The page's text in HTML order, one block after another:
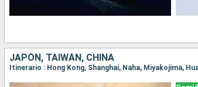
JAPÓN, TAIWÁN, CHINA
Itinerario : Hong Kong, Shanghai, Naha, Miyakojima,